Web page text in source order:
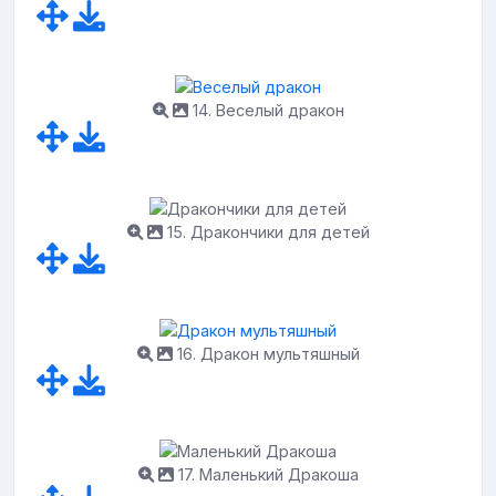
14. Веселый дракон
15. Дракончики для детей
16. Дракон мультяшный
17. Маленький Дракоша